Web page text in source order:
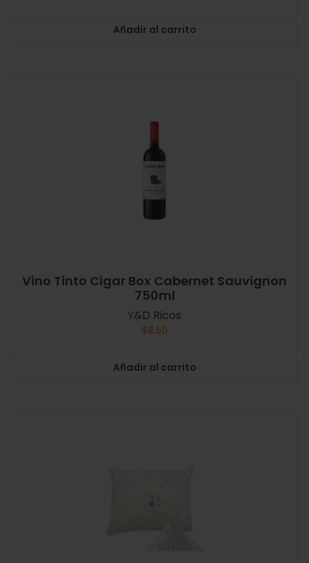
Añadir al carrito
Vino Tinto Cigar Box Cabernet Sauvignon
750ml
Y&D Ricos
$8.50
Añadir al carrito